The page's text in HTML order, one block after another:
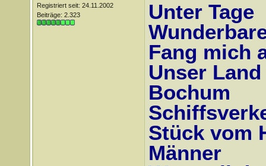
Registriert seit: 24.11.2002
Beiträge: 2.323
Unter Tage
Fang mich
Unser Land
Bochum
Stück vom
Männer